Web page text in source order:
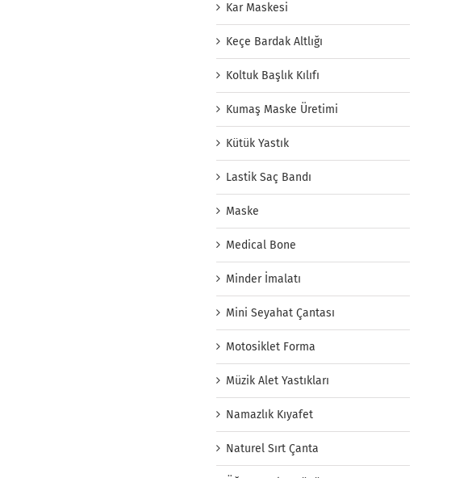
Kar Maskesi
Keçe Bardak Altlığı
Koltuk Başlık Kılıfı
Kumaş Maske Üretimi
Kütük Yastık
Lastik Saç Bandı
Maske
Medical Bone
Minder İmalatı
Mini Seyahat Çantası
Motosiklet Forma
Müzik Alet Yastıkları
Namazlık Kıyafet
Naturel Sırt Çanta